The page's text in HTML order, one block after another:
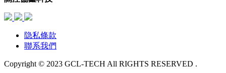
隐私條款
聯系我們
Copyright © 2023 GCL-TECH All RIGHTS RESERVED .